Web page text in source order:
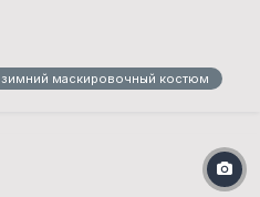
зимний маскировочный костюм